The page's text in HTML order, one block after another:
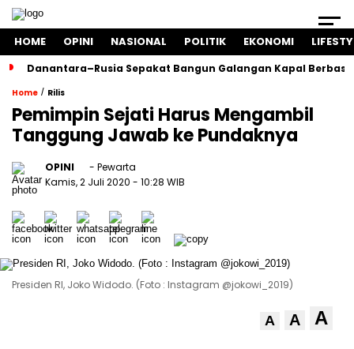
HOME OPINI NASIONAL POLITIK EKONOMI
Danantara–Rusia Sepakat Bangun Galangan Kapal
Home / Rilis
Pemimpin Sejati Harus Mengambil
Tanggung Jawab ke Pundaknya
OPINI
- Pewarta
Kamis, 2 Juli 2020 - 10:28 WIB
Presiden RI, Joko Widodo. (Foto : Instagram @jokowi_2019)
A A A